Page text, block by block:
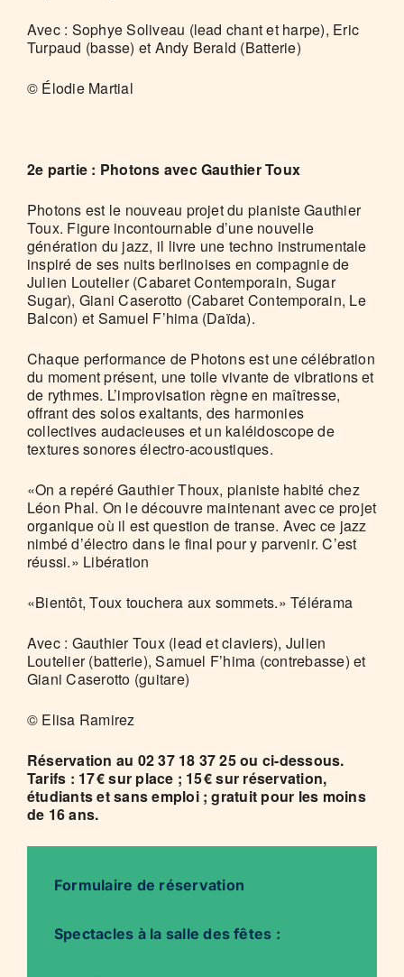
Avec : Sophye Soliveau (lead chant et harpe), Eric
Turpaud (basse) et Andy Berald (Batterie)
© Élodie Martial
2e partie : Photons avec Gauthier Toux
Photons est le nouveau projet du pianiste Gauthier
Toux. Figure incontournable d’une nouvelle
génération du jazz, il livre une techno instrumentale
inspiré de ses nuits berlinoises en compagnie de
Julien Loutelier (Cabaret Contemporain, Sugar
Sugar), Giani Caserotto (Cabaret Contemporain, Le
Balcon) et Samuel F’hima (Daïda).
Chaque performance de Photons est une célébration
du moment présent, une toile vivante de vibrations et
de rythmes. L’improvisation règne en maîtresse,
offrant des solos exaltants, des harmonies
collectives audacieuses et un kaléidoscope de
textures sonores électro-acoustiques.
«On a repéré Gauthier Thoux, pianiste habité chez
Léon Phal. On le découvre maintenant avec ce projet
organique où il est question de transe. Avec ce jazz
nimbé d’électro dans le final pour y parvenir. C’est
réussi.» Libération
«Bientôt, Toux touchera aux sommets.» Télérama
Avec : Gauthier Toux (lead et claviers), Julien
Loutelier (batterie), Samuel F’hima (contrebasse) et
Giani Caserotto (guitare)
© Elisa Ramirez
Réservation au 02 37 18 37 25 ou ci-dessous.
Tarifs : 17 € sur place ; 15 € sur réservation,
étudiants et sans emploi ; gratuit pour les moins
de 16 ans.
Formulaire de réservation
Spectacles à la salle des fêtes :